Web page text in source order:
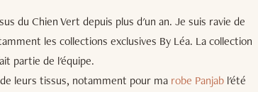
du Chien Vert depuis plus d'un an. Je suis ravie de
les collections exclusives By Léa. La collection
partie de l'équipe.
leurs tissus, notamment pour ma robe Panjab l'été